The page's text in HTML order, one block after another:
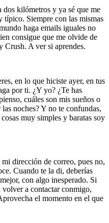
dos kilómetros y ya sé que me
típico. Siempre con las mismas
haga emails iguales no
consigue que me olvide de
Crush. A ver si aprendes.
en lo que hiciste ayer, en tus
por ti. ¿Y yo? ¿Te has
cuáles son mis sueños o
noches? Y no te confundas,
muy simples y baratas soy
dirección de correo, pues no,
Cuando te la di, deberías
con algo inesperado. Si
volver a contactar conmigo,
el momento en el que